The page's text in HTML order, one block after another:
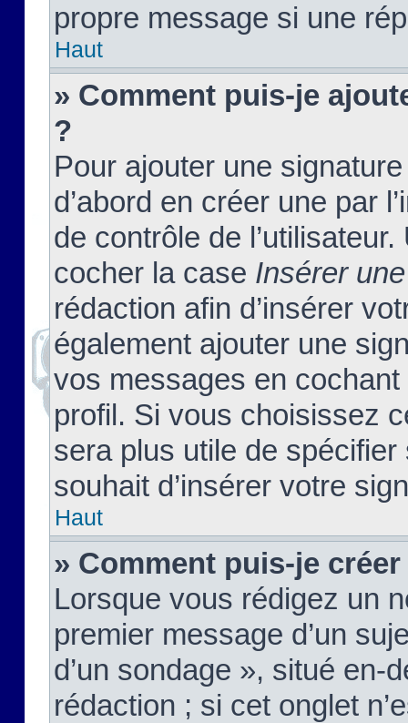
propre message si une
Haut
» Comment puis-je
?
Pour ajouter une
d’abord en créer une par
de contrôle de
cocher la case Insérer
rédaction afin d’insérer
également ajouter une
vos messages en
profil. Si vous choisissez
sera plus utile de
souhait d’insérer votre
Haut
» Comment puis-je
Lorsque vous rédigez un
premier message d’un
d’un sondage », situé en-
rédaction ; si cet onglet